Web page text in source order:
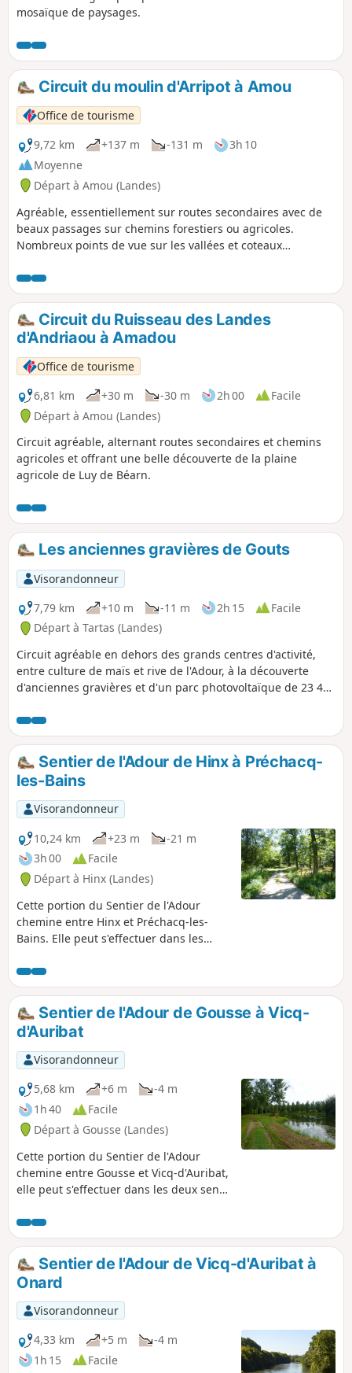
mosaïque de paysages.
Circuit du moulin d'Arripot à Amou
Office de tourisme
9,72 km
+137 m -131 m
3h 10
Moyenne
Départ à Amou (Landes)
Agréable, essentiellement sur routes secondaires avec de
beaux passages sur chemins forestiers ou agricoles.
Nombreux points de vue sur les vallées et coteaux
Circuit du Ruisseau des Landes
d'Andriaou à Amadou
Office de tourisme
6,81 km
+30 m -30 m 2h 00
Facile
Départ à Amou (Landes)
Circuit agréable, alternant routes secondaires et chemins
agricoles et offrant une belle découverte de la plaine
agricole de Luy de Béarn.
Les anciennes gravières de Gouts
Visorandonneur
7,79 km
+10 m -11 m 2h 15
Facile
Départ à Tartas (Landes)
Circuit agréable en dehors des grands centres d'activité,
entre culture de maïs et rive de l'Adour, à la découverte
d'anciennes gravières et d'un parc photovoltaïque de 23 400
suite à l'abandon des gravières.
Sentier de l'Adour de Hinx à Préchacq-
les-Bains
Visorandonneur
10,24 km
+23 m
-21 m
3h 00
Facile
Départ à Hinx (Landes)
Cette portion du Sentier de l'Adour
chemine entre Hinx et Préchacq-les-
Bains. Elle peut s'effectuer dans les
simple, dans ce cas il est nécessaire de
s'organiser à deux véhicules.
Sentier de l'Adour de Gousse à Vicq-
d'Auribat
Visorandonneur
5,68 km
+6 m
-4 m
1h 40
Facile
Départ à Gousse (Landes)
Cette portion du Sentier de l'Adour
chemine entre Gousse et Vicq-d'Auribat,
elle peut s'effectuer dans les deux sens
ce cas il est nécessaire de s'organiser à
deux véhicules.
Sentier de l'Adour de Vicq-d'Auribat à
Onard
Visorandonneur
4,33 km
+5 m
-4 m
1h 15
Facile